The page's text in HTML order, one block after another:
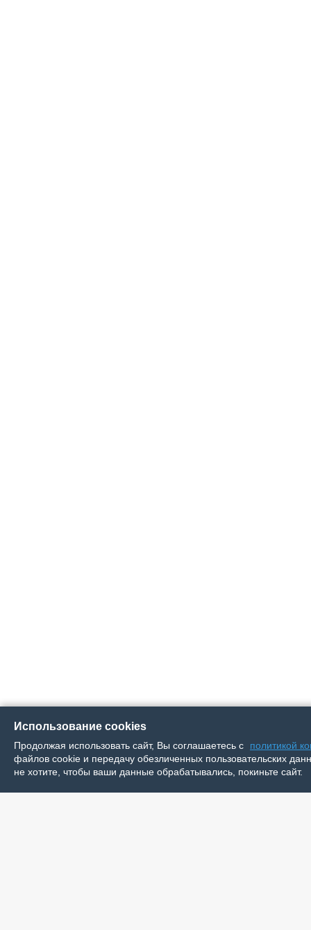
Использование cookies
Продолжая использовать сайт, Вы соглашаетесь с
политикой
файлов cookie и передачу обезличенных пользовательских
не хотите, чтобы ваши данные обрабатывались, покиньте сайт.